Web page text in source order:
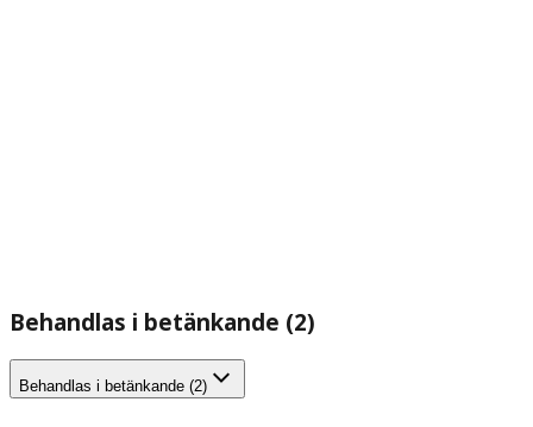
Behandlas i betänkande (2)
Behandlas i betänkande (2)